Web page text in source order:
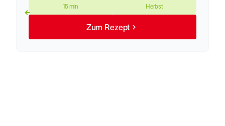
15 min Herbst
Zum Rezept